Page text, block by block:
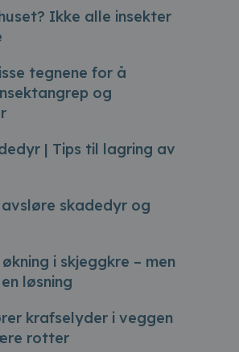
Ikke alle insekter
tegnene for å
og
| Tips til lagring av
skadedyr og
i skjeggkre – men
løsning
krafselyder i veggen
rotter